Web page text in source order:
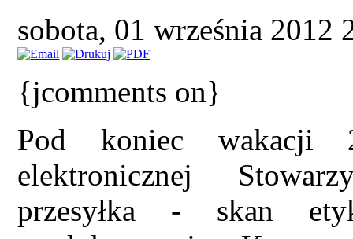
sobota, 01 września 2012
{jcomments on}
Pod koniec wakacji
elektronicznej
przesyłka - skan